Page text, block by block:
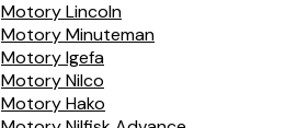
Motory Lincoln
Motory Minuteman
Motory Igefa
Motory Nilco
Motory Hako